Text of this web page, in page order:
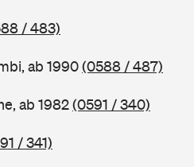
/ 483)
ab 1990(0588 / 487)
ab 1982(0591 / 340)
/ 341)